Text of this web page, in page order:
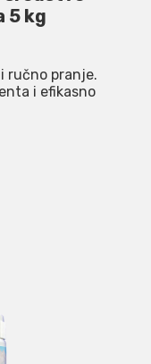
5 kg
ručno pranje.
i efikasno